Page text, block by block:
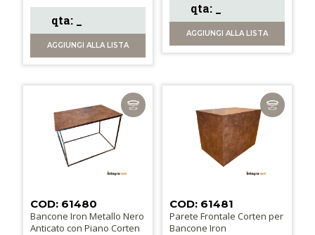
AGGIUNGIALLA LISTA
AGGIUNGI ALLA LISTA
COD: 61480
Bancone Iron Metallo Nero
Anticato con Piano Corten
COD: 61481
Parete Frontale Corten per
Bancone Iron